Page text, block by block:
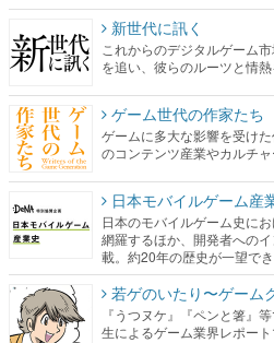
新世代に訊く
これからのデジタルゲーム
を追い、彼らのルーツと情熱
ゲーム世代の作家たち
ゲームに多大な影響を受け
のコンテンツ産業やカルチ
日本モバイルゲーム産
日本のモバイルゲーム史に
網羅するほか、開発者への
載。約20年の歴史が一望で
若ゲのいたり〜ゲーム
『うつヌケ』『ペンと箸』
生によるゲーム業界レポート